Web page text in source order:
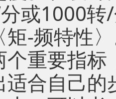
或1000转
矩-频特性
个重要指
适合自己